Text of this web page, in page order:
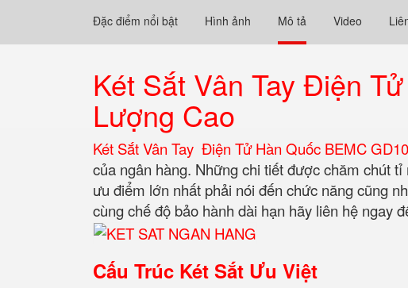
Đặc điểm nổi bật Hình ảnh Mô tả Video
Két Sắt Vân Tay Điện
Lượng Cao
Két Sắt Vân Tay Điện Tử Hàn Quốc BEMC
của ngân hàng. Những chi tiết được chăm chút
ưu điểm lớn nhất phải nói đến chức năng cũng
cùng chế độ bảo hành dài hạn hãy liên hệ ngay
Cấu Trúc Két Sắt Ưu Việt